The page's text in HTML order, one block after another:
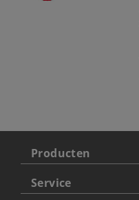
Producten
Service